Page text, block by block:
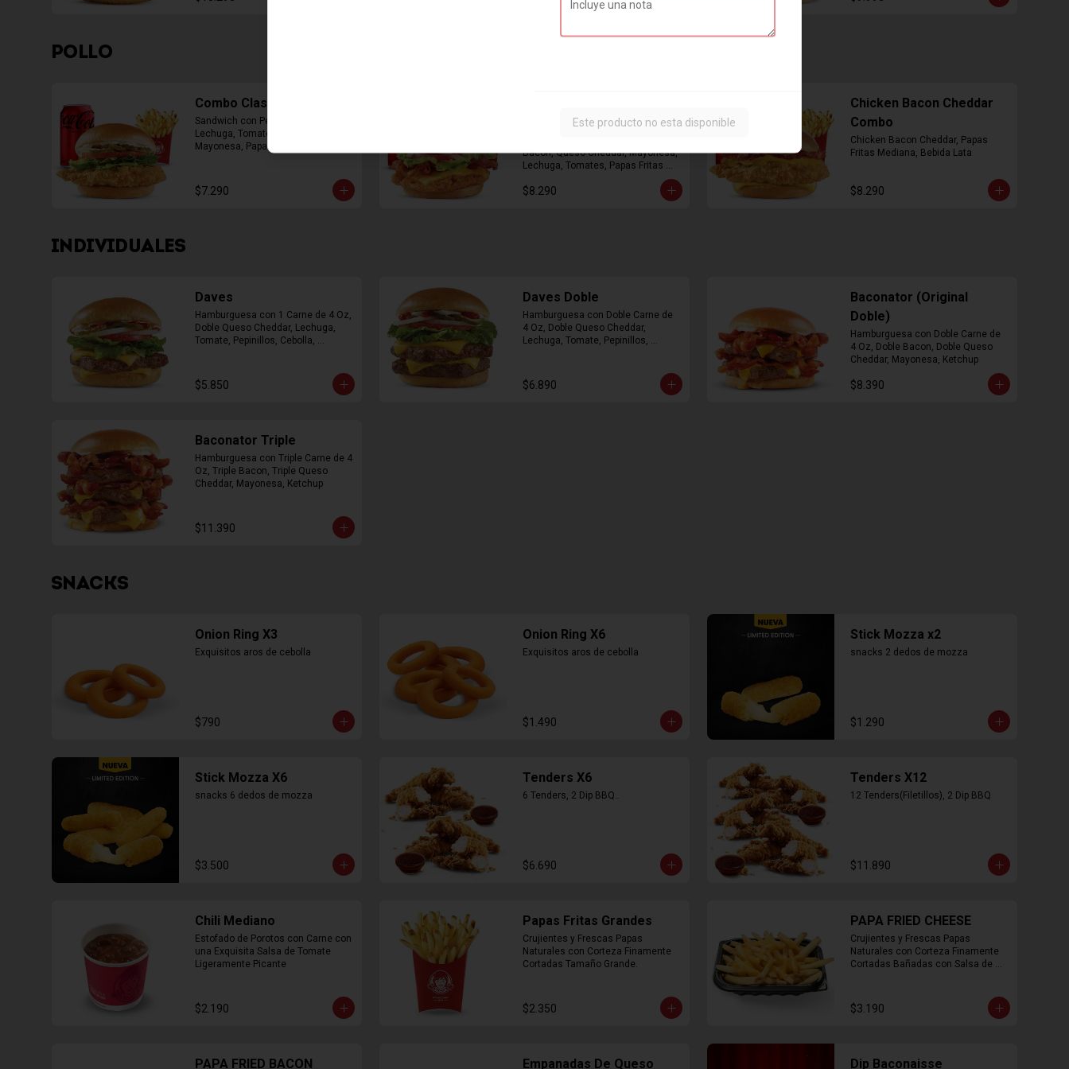
POLLO
Combo Classic Chicken
Sandwich con Pechuga Apanada,
Lechuga, Tomate, Pepinillos y
Mayonesa, Papas Fritas Mediana,
$7.290
Bacon, Queso Cheddar, Mayonesa,
Lechuga, Tomates, Papas Fritas
$8.290
Chicken Bacon Cheddar
Combo
Chicken Bacon Cheddar, Papas
Fritas Mediana, Bebida Lata
$8.290
INDIVIDUALES
Daves
Hamburguesa con 1 Carne de 4 Oz,
Doble Queso Cheddar, Lechuga,
Tomate, Pepinillos, Cebolla,
$5.850
Daves Doble
Hamburguesa con Doble Carne de
4 Oz, Doble Queso Cheddar,
Lechuga, Tomate, Pepinillos,
$6.890
Baconator (Original
Doble)
Hamburguesa con Doble Carne de
4 Oz, Doble Bacon, Doble Queso
Cheddar, Mayonesa, Ketchup
$8.390
Baconator Triple
Hamburguesa con Triple Carne de 4
Oz, Triple Bacon, Triple Queso
Cheddar, Mayonesa, Ketchup
$11.390
SNACKS
Onion Ring X3
Exquisitos aros de cebolla
$790
Onion Ring X6
Exquisitos aros de cebolla
$1.490
Stick Mozza x2
snacks 2 dedos de mozza
$1.290
Stick Mozza X6
snacks 6 dedos de mozza
$3.500
Tenders X6
6 Tenders, 2 Dip BBQ..
$6.690
Tenders X12
12 Tenders(Filetillos), 2 Dip BBQ
$11.890
Chili Mediano
Estofado de Porotos con Carne con
una Exquisita Salsa de Tomate
Ligeramente Picante
$2.190
Papas Fritas Grandes
Crujientes y Frescas Papas
Naturales con Corteza Finamente
Cortadas Tamaño Grande.
$2.350
PAPA FRIED CHEESE
Crujientes y Frescas Papas
Naturales con Corteza Finamente
Cortadas Bañadas con Salsa de
$3.190
PAPA FRIED BACON Empanadas De Queso Dip Baconaisse
Este producto no esta disponible